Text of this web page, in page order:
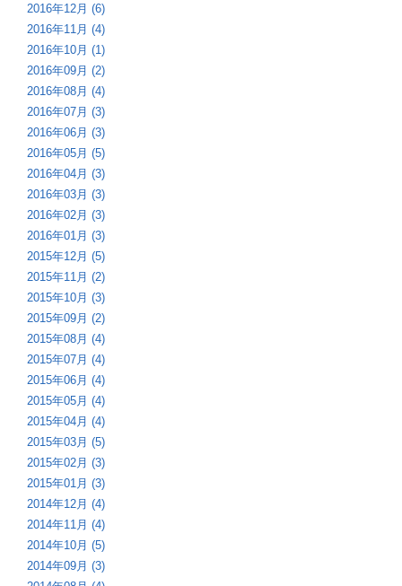
2016年12月 (6)
2016年11月 (4)
2016年10月 (1)
2016年09月 (2)
2016年08月 (4)
2016年07月 (3)
2016年06月 (3)
2016年05月 (5)
2016年04月 (3)
2016年03月 (3)
2016年02月 (3)
2016年01月 (3)
2015年12月 (5)
2015年11月 (2)
2015年10月 (3)
2015年09月 (2)
2015年08月 (4)
2015年07月 (4)
2015年06月 (4)
2015年05月 (4)
2015年04月 (4)
2015年03月 (5)
2015年02月 (3)
2015年01月 (3)
2014年12月 (4)
2014年11月 (4)
2014年10月 (5)
2014年09月 (3)